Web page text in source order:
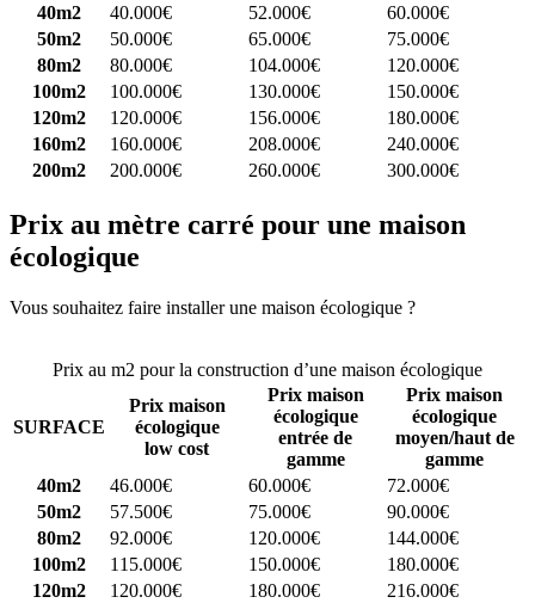
40m2
40.000€ 52.000€
60.000€
50m2
50.000€ 65.000€
75.000€
80m2
80.000€ 104.000€
120.000€
100m2
100.000€ 130.000€
150.000€
120m2
120.000€ 156.000€
180.000€
160m2
160.000€ 208.000€
240.000€
200m2
200.000€ 260.000€ 300.000€
Prix au mètre carré pour une maison
écologique
Vous souhaitez faire installer une maison écologique ?
Prix au m2 pour la construction d’une maison écologique
SURFACE
Prix maison
écologique
low cost
Prix maison
écologique
entrée de
gamme
Prix maison
écologique
moyen/haut de
gamme
40m2
46.000€ 60.000€
72.000€
50m2
57.500€ 75.000€
90.000€
80m2
92.000€ 120.000€
144.000€
100m2
115.000€ 150.000€
180.000€
120m2
120.000€ 180.000€
216.000€